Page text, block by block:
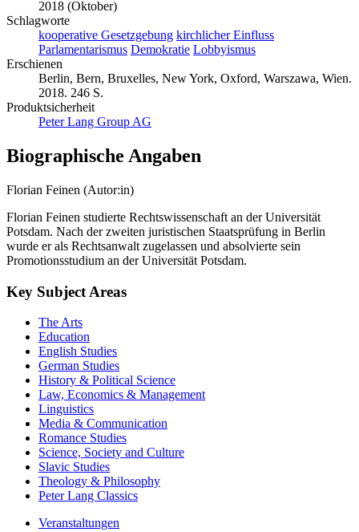
2018 (Oktober)
Schlagworte
kooperative Gesetzgebung kirchlicher Einfluss
Parlamentarismus Demokratie Lobbyismus
Erschienen
Berlin, Bern, Bruxelles, New York, Oxford, Warszawa, Wien.
2018. 246 S.
Produktsicherheit
Peter Lang Group AG
Biographische Angaben
Florian Feinen (Autor:in)
Florian Feinen studierte Rechtswissenschaft an der Universität
Potsdam. Nach der zweiten juristischen Staatsprüfung in Berlin
wurde er als Rechtsanwalt zugelassen und absolvierte sein
Promotionsstudium an der Universität Potsdam.
Key Subject Areas
The Arts
Education
English Studies
German Studies
History & Political Science
Law, Economics & Management
Linguistics
Media & Communication
Romance Studies
Science, Society and Culture
Slavic Studies
Theology & Philosophy
Peter Lang Classics
Veranstaltungen